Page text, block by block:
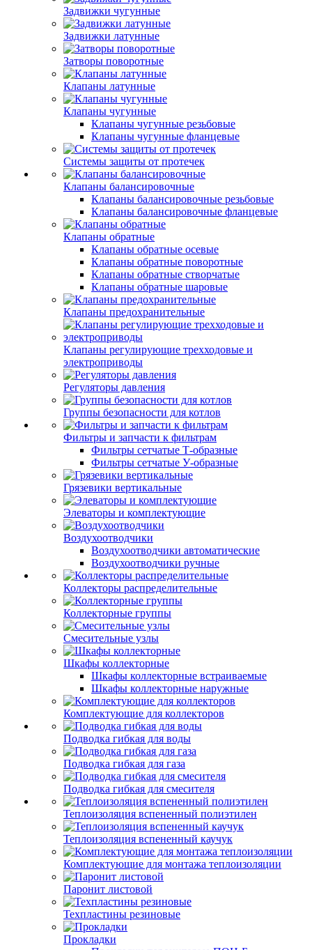
Задвижки чугунные
Задвижки латунные
Затворы поворотные
Клапаны латунные
Клапаны чугунные
Клапаны чугунные резьбовые
Клапаны чугунные фланцевые
Системы защиты от протечек
Клапаны балансировочные
Клапаны балансировочные резьбовые
Клапаны балансировочные фланцевые
Клапаны обратные
Клапаны обратные осевые
Клапаны обратные поворотные
Клапаны обратные створчатые
Клапаны обратные шаровые
Клапаны предохранительные
Клапаны регулирующие трехходовые и
электроприводы
Регуляторы давления
Группы безопасности для котлов
Фильтры и запчасти к фильтрам
Фильтры сетчатые Т-образные
Фильтры сетчатые У-образные
Грязевики вертикальные
Элеваторы и комплектующие
Воздухоотводчики
Воздухоотводчики автоматические
Воздухоотводчики ручные
Коллекторы распределительные
Коллекторные группы
Смесительные узлы
Шкафы коллекторные
Шкафы коллекторные встраиваемые
Шкафы коллекторные наружные
Комплектующие для коллекторов
Подводка гибкая для воды
Подводка гибкая для газа
Подводка гибкая для смесителя
Теплоизоляция вспененный полиэтилен
Теплоизоляция вспененный каучук
Комплектующие для монтажа теплоизоляции
Паронит листовой
Техпластины резиновые
Прокладки